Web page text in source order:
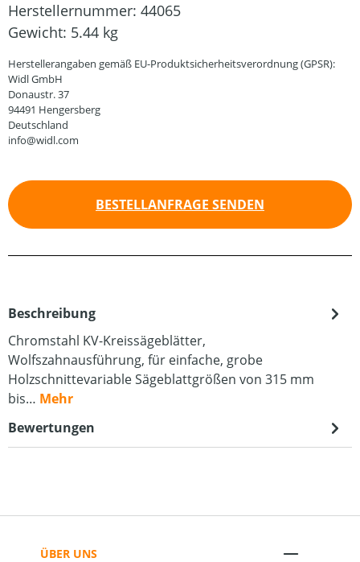
Herstellernummer: 44065
Gewicht: 5.44 kg
Herstellerangaben gemäß EU-Produktsicherheitsverordnung (GPSR):
Widl GmbH
Donaustr. 37
94491 Hengersberg
Deutschland
info@widl.com
BESTELLANFRAGE SENDEN
Beschreibung
Chromstahl KV-Kreissägeblätter,
Wolfszahnausführung, für einfache, grobe
Holzschnittevariable Sägeblattgrößen von 315 mm
bis… Mehr
Bewertungen
ÜBER UNS